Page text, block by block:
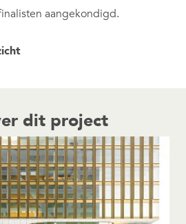
aangekondigd.
dit project